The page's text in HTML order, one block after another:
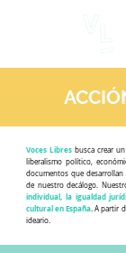
Voces Libres busca crear
liberalismo político,
documentos que
de nuestro decálogo.
individual, la igualdad
cultural en España. A partir
ideario.